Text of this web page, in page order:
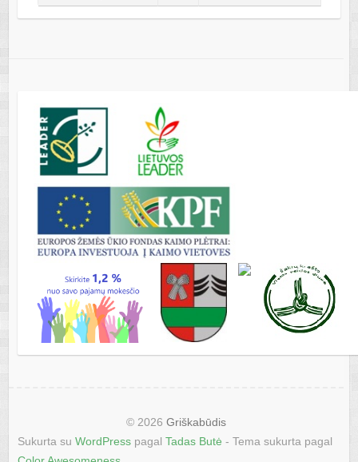
© 2026Griškabūdis
Sukurta su WordPresspagal Tadas Butė - Tema sukurta pagal